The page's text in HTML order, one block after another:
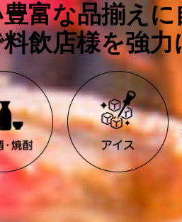
富な品揃え
飲店様を強